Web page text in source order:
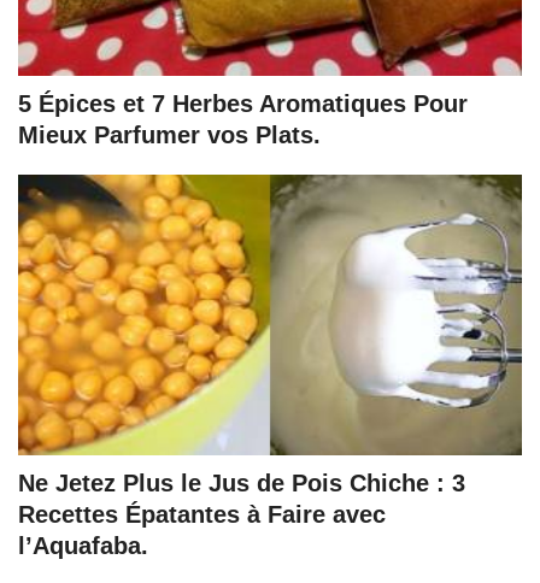
5 Épices et 7 Herbes Aromatiques Pour
Mieux Parfumer vos Plats.
Ne Jetez Plus le Jus de Pois Chiche : 3
Recettes Épatantes à Faire avec
l’Aquafaba.